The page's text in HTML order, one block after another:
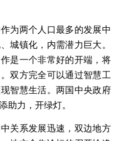
两个人口最多的发展中
城镇化，内需潜力巨大。
是一个非常好的开端，将
双方完全可以通过智慧工
智慧生活。两国中央政府
助力，开绿灯。
系发展迅速，双边地方